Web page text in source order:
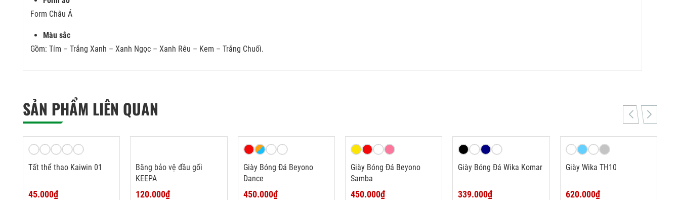
Form Châu Á
Màu sắc
Gồm: Tím – Trắng Xanh – Xanh Ngọc – Xanh Rêu – Kem – Trắng Chuối.
SẢN PHẨM LIÊN QUAN
Tất thể thao Kaiwin 01
45.000₫
Băng bảo vệ đầu gối
KEEPA
120.000₫
Giày Bóng Đá Beyono
Dance
450.000₫
Giày Bóng Đá Beyono
Samba
450.000₫
Giày Bóng Đá Wika Komar
339.000₫
Giày Wika TH10
620.000₫